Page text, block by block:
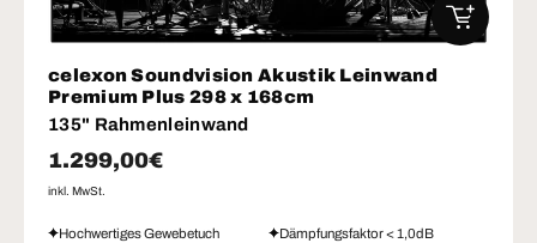
celexon Soundvision Akustik Leinwand
Premium Plus 298 x 168cm
135" Rahmenleinwand
Normaler Preis
1.299,00€
inkl. MwSt.
Hochwertiges Gewebetuch
Dämpfungsfaktor < 1,0dB
IN DEN